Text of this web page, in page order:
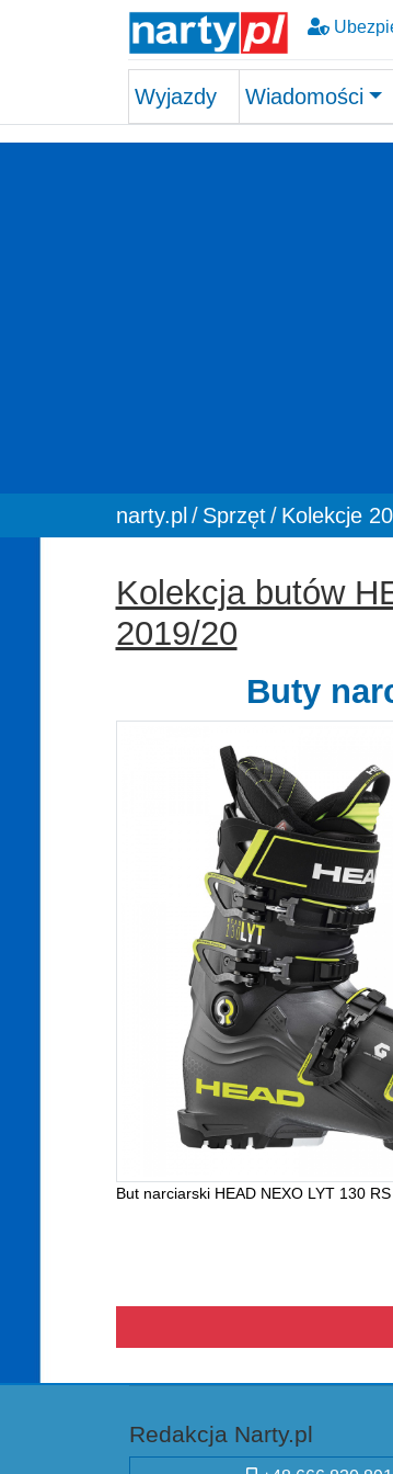
Wyjazdy Wiadomości
You are here:
narty.pl Sprzęt Kolekcje
Kolekcja butów
2019/20
Buty
But narciarski HEAD NEXO LYT 130 RS
Redakcja Narty.pl